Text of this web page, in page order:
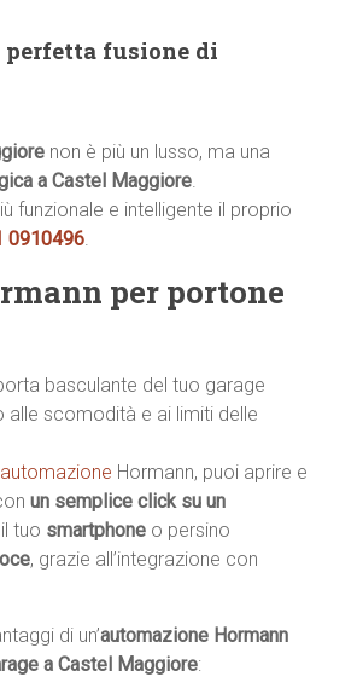
perfetta fusione di
non è più un lusso, ma una
a Castel Maggiore.
funzionale e intelligente il proprio
0910496.
per portone
basculante del tuo garage
alle scomodità e ai limiti delle
automazione Hormann, puoi aprire e
un semplice click su un
tuo smartphone o persino
, grazie all’integrazione con
di un’automazione Hormann
a Castel Maggiore: